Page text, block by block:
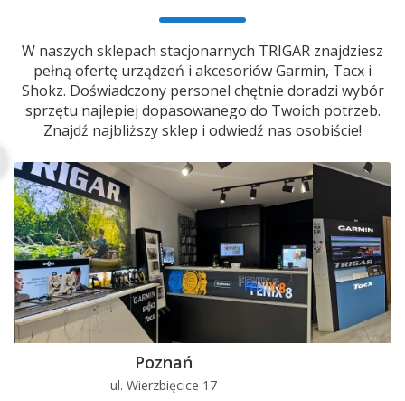
W naszych sklepach stacjonarnych TRIGAR znajdziesz
pełną ofertę urządzeń i akcesoriów Garmin, Tacx i
Shokz. Doświadczony personel chętnie doradzi wybór
sprzętu najlepiej dopasowanego do Twoich potrzeb.
Znajdź najbliższy sklep i odwiedź nas osobiście!
Poznań
ul. Wierzbięcice 17